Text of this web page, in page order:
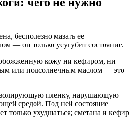
бесполезно мазать ее
— он только усугубит состояние.
кожу ни кефиром, ни
или подсолнечным маслом — это
пленку, нарушающую
средой. Под ней состояние
только ухудшаться; сметана и кефир